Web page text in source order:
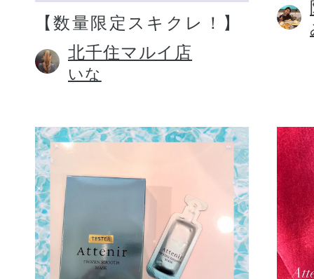
【数量限定スキクレ！】
北千住マルイ店
いな